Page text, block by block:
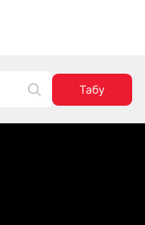
Табу